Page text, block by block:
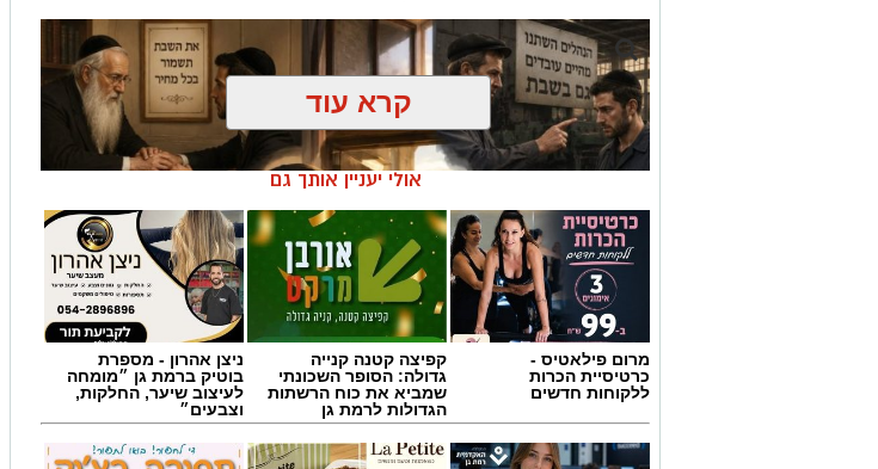
אילוסטרציה AI
הברכה מתחילה הרבה לפני הנס
לישועה.
אולי יעניין אותך גם
מרום פילאטיס -
כרטיסיית הכרות
ללקוחות חדשים
קפיצה קטנה קנייה
גדולה: הסופר השכונתי
שמביא את כוח הרשתות
הגדולות לרמת גן
ניצן אהרון - מספרת
בוטיק ברמת גן ״מומחה
לעיצוב שיער, החלקות,
וצבעים״